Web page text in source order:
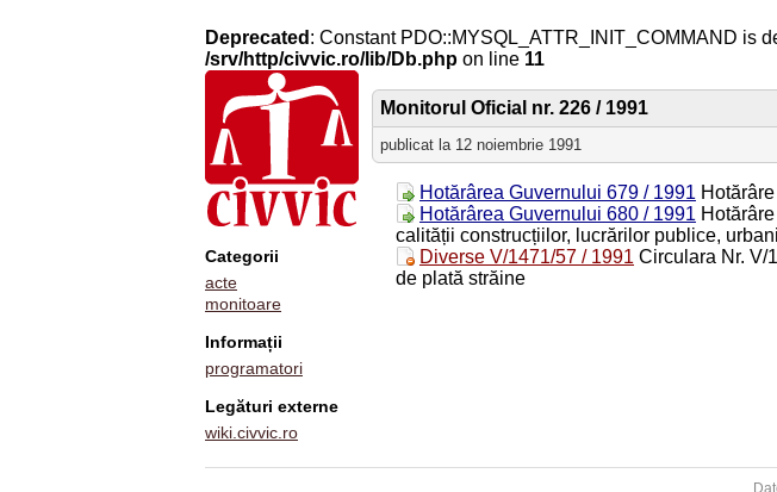
Deprecated : Constant PDO::MYSQL_ATTR_INIT_COMMAND is
/srv/http/civvic.ro/lib/Db.php on line 11
Categorii
acte
monitoare
Informații
programatori
Legături externe
wiki.civvic.ro
Monitorul Oficial nr. 226 / 1991
publicat la 12 noiembrie 1991
Hotărârea Guvernului 679 / 1991
Hotărârea Guvernului 680 / 1991
calității construcțiilor, lucrărilor publice,
Diverse V/1471/57 / 1991 Circulara Nr. V/
de plată străine